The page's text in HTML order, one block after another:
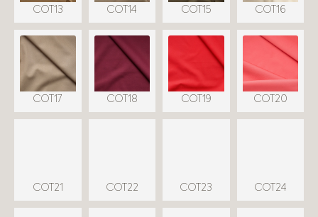
COT13 COT14 COT15 COT16
COT17 COT18 COT19 COT20
COT21 COT22 COT23 COT24